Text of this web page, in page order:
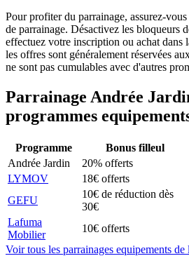
Pour profiter du parrainage, assurez-
de parrainage. Désactivez les bloqueurs
effectuez votre inscription ou achat dans
les offres sont généralement réservées
ne sont pas cumulables avec d'autres
Parrainage Andrée
programmes
Programme Bonus filleul
Andrée Jardin
20% offerts
LYMOV
18€ offerts
GEFU
10€ de réduction dès
30€
Lafuma
Mobilier
10€ offerts
Voir tous les parrainages equipements de